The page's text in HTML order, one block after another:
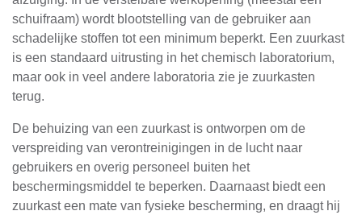
schuifraam) wordt blootstelling van de gebruiker aan
schadelijke stoffen tot een minimum beperkt. Een zuurkast
is een standaard uitrusting in het chemisch laboratorium,
maar ook in veel andere laboratoria zie je zuurkasten
terug.
De behuizing van een zuurkast is ontworpen om de
verspreiding van verontreinigingen in de lucht naar
gebruikers en overig personeel buiten het
beschermingsmiddel te beperken. Daarnaast biedt een
zuurkast een mate van fysieke bescherming, en draagt hij